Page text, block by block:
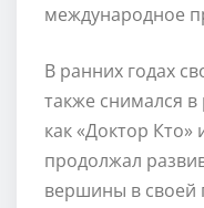
международное
В ранних годах
также снимался в
как «Доктор
продолжал
вершины в своей